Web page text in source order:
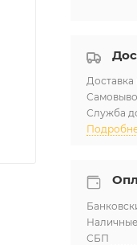
Служба
Наличные
СБП